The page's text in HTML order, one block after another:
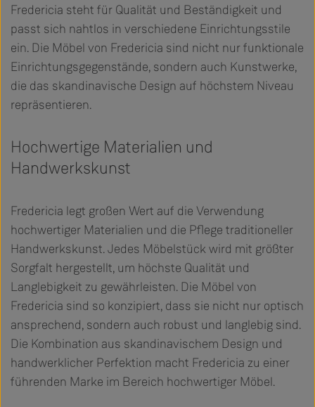
Fredericia steht für Qualität und Beständigkeit und
passt sich nahtlos in verschiedene Einrichtungsstile
ein. Die Möbel von Fredericia sind nicht nur funktionale
Einrichtungsgegenstände, sondern auch Kunstwerke,
die das skandinavische Design auf höchstem Niveau
repräsentieren.
Hochwertige Materialien und
Handwerkskunst
Fredericia legt großen Wert auf die Verwendung
hochwertiger Materialien und die Pflege traditioneller
Handwerkskunst. Jedes Möbelstück wird mit größter
Sorgfalt hergestellt, um höchste Qualität und
Langlebigkeit zu gewährleisten. Die Möbel von
Fredericia sind so konzipiert, dass sie nicht nur optisch
ansprechend, sondern auch robust und langlebig sind.
Die Kombination aus skandinavischem Design und
handwerklicher Perfektion macht Fredericia zu einer
führenden Marke im Bereich hochwertiger Möbel.